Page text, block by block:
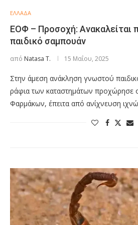
ΕΛΛΑΔΑ
ΕΟΦ – Προσοχή: Aνακαλείται
παιδικό σαμπουάν
από Natasa T. 15 Μαΐου, 2025
Στην άμεση ανάκληση γνωστού
ράφια των καταστημάτων προχώρησε
Φαρμάκων, έπειτα από ανίχνευση